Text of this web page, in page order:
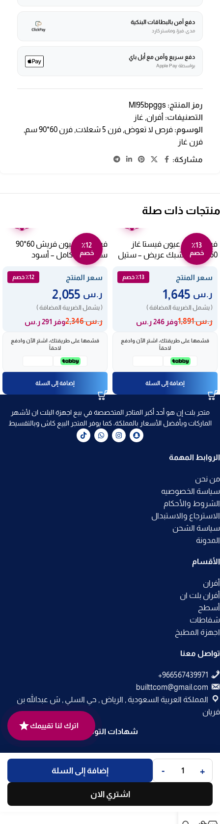
دفع آمن بالبطاقات البنكية
مدى، فيزا، وماستركارد
دفع سريع وآمن مع أبل باي
بواسطة Apple Pay
رمز المنتج: Ml95bpggs
التصنيفات: أفران, غاز
الوسوم: فرص لا تعوض, فرن 5 شعلات , فرن 60*90 سم
,
فرن غاز
مشاركة:
منتجات ذات صلة
٪13
خصم
فرن خمس عيون فيستا غاز
60*90 سم شبك عريض – ستيل
FF9602GFZW
سعر المنتج
٪13 خصم
ر.س
( يشمل الضريبة المضافة )
ر.س1,891 وفر 246 ر.س
قسّمها على طريقتك، اشترِ الآن وادفع
لاحقاً
إضافة إلى السلة
٪12
خصم
فرن غاز 5 عيون فريش 60*90
سم – امان كامل – أسود
FSC9060MB
سعر المنتج
٪12 خصم
ر.س
( يشمل الضريبة المضافة )
ر.س2,346 وفر 291 ر.س
قسّمها على طريقتك، اشترِ الآن وادفع
لاحقاً
إضافة إلى السلة
متجر بلت إن هو أحد أكبر المتاجر المتخصصة في بيع اجهزة البلت ان لأشهر
الماركات وبأفضل الأسعار بالمملكة، كما يوفر المتجر البيع كاش وبالتقسيط
الروابط المهمة
من نحن
سياسة الخصوصيه
الشروط والأحكام
الاسترجاع والاستبدال
سياسة الشحن
المدونة
الأقسام
أفران
أفران بلت ان
أسطح
شفاطات
اجهزة المطبخ
تواصل معنا
builttcom@gmail.com
المملكة العربية السعودية , الرياض , حي السلي , ش عبدالله بن
فريان
شهادات التوثيق
جميع الحقوق محفوظة لـمتجر بلت إن© 2025.
تم التطوير بواسطةCode Times
. +
- إضافة إلى السلة
اشتري الان
اترك لنا تقييمك